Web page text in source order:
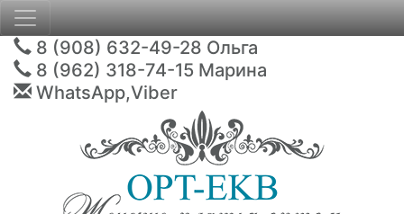
8 (908) 632-49-28 Ольга
8 (962) 318-74-15 Марина
WhatsApp,Viber